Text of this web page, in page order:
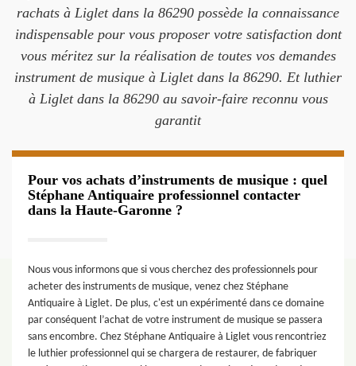
rachats à Liglet dans la 86290 possède la connaissance
indispensable pour vous proposer votre satisfaction dont
vous méritez sur la réalisation de toutes vos demandes
instrument de musique à Liglet dans la 86290. Et luthier
à Liglet dans la 86290 au savoir-faire reconnu vous
garantit
Pour vos achats d’instruments de musique : quel
Stéphane Antiquaire professionnel contacter
dans la Haute-Garonne ?
Nous vous informons que si vous cherchez des professionnels pour
acheter des instruments de musique, venez chez Stéphane
Antiquaire à Liglet. De plus, c'est un expérimenté dans ce domaine
par conséquent l’achat de votre instrument de musique se passera
sans encombre. Chez Stéphane Antiquaire à Liglet vous rencontriez
le luthier professionnel qui se chargera de restaurer, de fabriquer